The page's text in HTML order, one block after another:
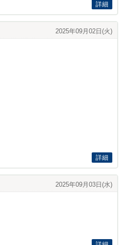
詳細
2025年09月02日(火)
詳細
2025年09月03日(水)